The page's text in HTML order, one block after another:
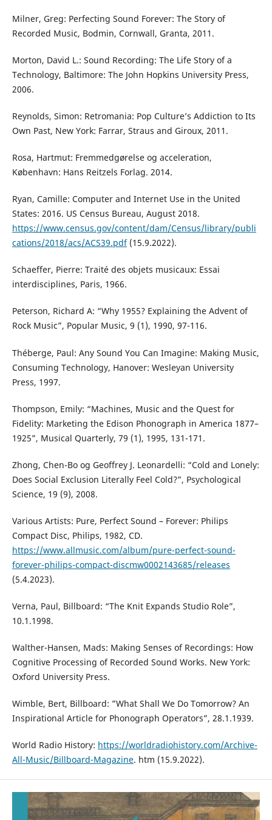
Milner, Greg: Perfecting Sound Forever: The Story of
Recorded Music, Bodmin, Cornwall, Granta, 2011.
Morton, David L.: Sound Recording: The Life Story of a
Technology, Baltimore: The John Hopkins University Press,
2006.
Reynolds, Simon: Retromania: Pop Culture’s Addiction to Its
Own Past, New York: Farrar, Straus and Giroux, 2011.
Rosa, Hartmut: Fremmedgørelse og acceleration,
København: Hans Reitzels Forlag. 2014.
Ryan, Camille: Computer and Internet Use in the United
States: 2016. US Census Bureau, August 2018.
https://www.census.gov/content/dam/Census/library/publi
cations/2018/acs/ACS39.pdf(15.9.2022).
Schaeffer, Pierre: Traité des objets musicaux: Essai
interdisciplines, Paris, 1966.
Peterson, Richard A: “Why 1955? Explaining the Advent of
Rock Music”, Popular Music, 9 (1), 1990, 97-116.
Théberge, Paul: Any Sound You Can Imagine: Making Music,
Consuming Technology, Hanover: Wesleyan University
Press, 1997.
Thompson, Emily: “Machines, Music and the Quest for
Fidelity: Marketing the Edison Phonograph in America 1877–
1925”, Musical Quarterly, 79 (1), 1995, 131-171.
Zhong, Chen-Bo og Geoffrey J. Leonardelli: “Cold and Lonely:
Does Social Exclusion Literally Feel Cold?”, Psychological
Science, 19 (9), 2008.
Various Artists: Pure, Perfect Sound – Forever: Philips
Compact Disc, Philips, 1982, CD.
https://www.allmusic.com/album/pure-perfect-sound-
forever-philips-compact-discmw0002143685/releases
(5.4.2023).
Verna, Paul, Billboard: “The Knit Expands Studio Role”,
10.1.1998.
Walther-Hansen, Mads: Making Senses of Recordings: How
Cognitive Processing of Recorded Sound Works. New York:
Oxford University Press.
Wimble, Bert, Billboard: ”What Shall We Do Tomorrow? An
Inspirational Article for Phonograph Operators”, 28.1.1939.
World Radio History: https://worldradiohistory.com/Archive-
All-Music/Billboard-Magazine. htm (15.9.2022).